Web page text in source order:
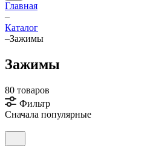
Главная
–
Каталог
–Зажимы
Зажимы
80 товаров
Фильтр
Сначала популярные